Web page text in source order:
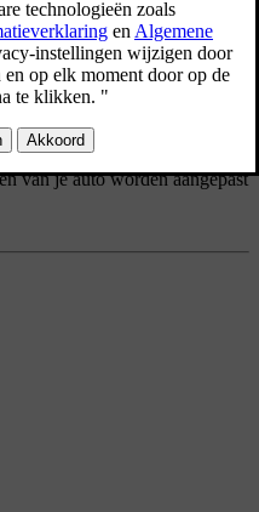
geselecteerd telkens
de onderste balk en ga naar
van je auto worden aangepast